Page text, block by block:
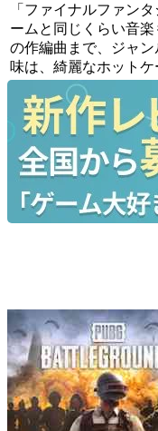
「ファイナルファン
ームと同じくらい音
の作編曲まで、ジャ
味は、綺麗なホットケ